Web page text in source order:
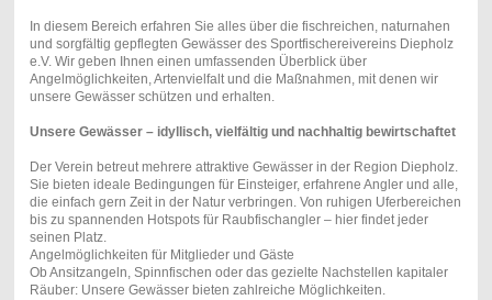
In diesem Bereich erfahren Sie alles über die fischreichen, naturnahen
und sorgfältig gepflegten Gewässer des Sportfischereivereins Diepholz
e.V. Wir geben Ihnen einen umfassenden Überblick über
Angelmöglichkeiten, Artenvielfalt und die Maßnahmen, mit denen wir
unsere Gewässer schützen und erhalten.
Unsere Gewässer – idyllisch, vielfältig und nachhaltig bewirtschaftet
Der Verein betreut mehrere attraktive Gewässer in der Region Diepholz.
Sie bieten ideale Bedingungen für Einsteiger, erfahrene Angler und alle,
die einfach gern Zeit in der Natur verbringen. Von ruhigen Uferbereichen
bis zu spannenden Hotspots für Raubfischangler – hier findet jeder
seinen Platz.
Angelmöglichkeiten für Mitglieder und Gäste
Ob Ansitzangeln, Spinnfischen oder das gezielte Nachstellen kapitaler
Räuber: Unsere Gewässer bieten zahlreiche Möglichkeiten.